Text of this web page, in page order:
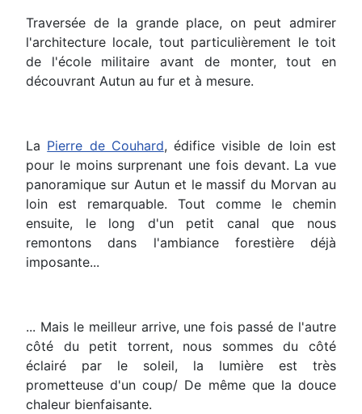
Traversée de la grande place, on peut admirer
l'architecture locale, tout particulièrement le toit
de l'école militaire avant de monter, tout en
découvrant Autun au fur et à mesure.
La Pierre de Couhard, édifice visible de loin est
pour le moins surprenant une fois devant. La vue
panoramique sur Autun et le massif du Morvan au
loin est remarquable. Tout comme le chemin
ensuite, le long d'un petit canal que nous
remontons dans l'ambiance forestière déjà
imposante...
... Mais le meilleur arrive, une fois passé de l'autre
côté du petit torrent, nous sommes du côté
éclairé par le soleil, la lumière est très
prometteuse d'un coup/ De même que la douce
chaleur bienfaisante.